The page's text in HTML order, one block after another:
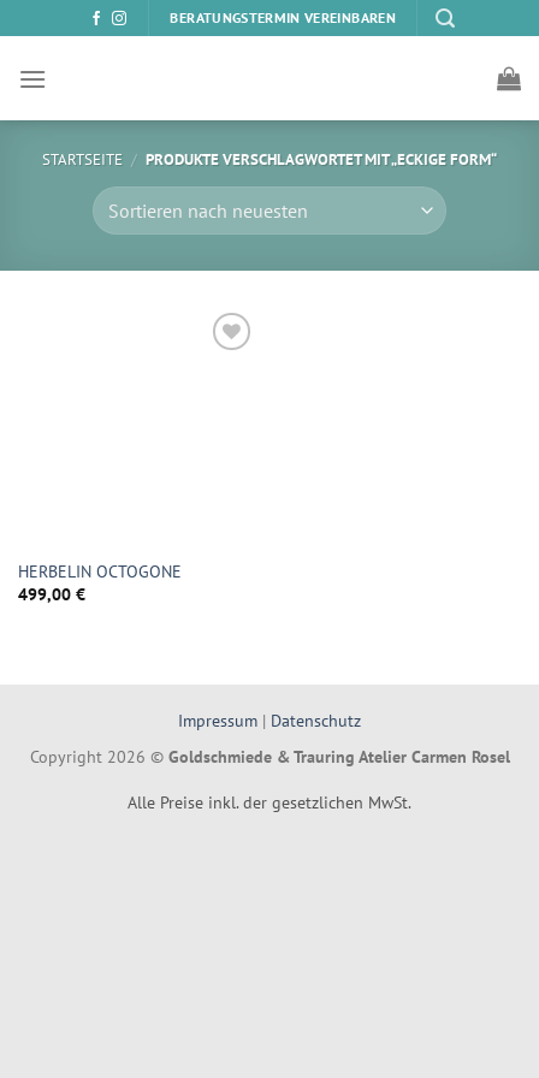
Inhalt
springen
BERATUNGSTERMIN VEREINBAREN
STARTSEITE / PRODUKTE VERSCHLAGWORTET MIT „ECKIGE FORM“
HERBELIN OCTOGONE
499,00 €
Impressum | Datenschutz
Copyright 2026 © Goldschmiede & Trauring Atelier Carmen Rosel
Alle Preise inkl. der gesetzlichen MwSt.